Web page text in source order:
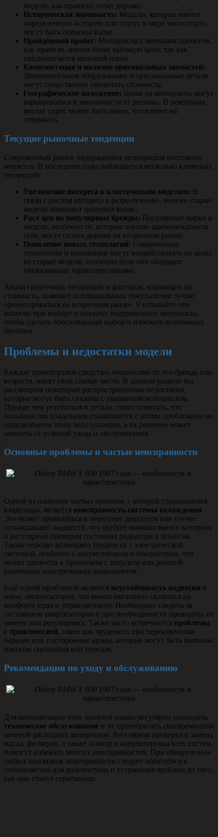
модели, как правило, стоят дороже.
Историческая значимость: Модели, которые имеют
определенную историю или статус в мире мотоспорта,
могут быть оценены выше.
Пройдённый пробег: Мотоциклы с меньшим пробегом,
как правило, имеют более высокую цену, так как
предполагается меньший износ.
Комплектация и наличие оригинальных запчастей:
Дополнительное оборудование и оригинальные детали
могут существенно увеличить стоимость.
Географическое положение: Цены на мотоциклы могут
варьироваться в зависимости от региона. В некоторых
местах спрос может быть выше, что влияет на
стоимость.
Текущие рыночные тенденции
Современный рынок подержанных мотоциклов постоянно
меняется. В последние годы наблюдается несколько ключевых
тенденций:
Увеличение интереса к классическим моделям: В
связи с ростом интереса к ретро-технике, многие старые
модели начинают цениться выше.
Рост цен на популярные бренды: Популярные марки и
модели, особенно те, которые хорошо зарекомендовали
себя, могут стоить дороже на вторичном рынке.
Появление новых технологий: Современные
технологии и инновации могут воздействовать на цены
на старые модели, особенно если они обладают
уникальными характеристиками.
Анализ рыночных тенденций и факторов, влияющих на
стоимость, поможет потенциальным покупателям лучше
ориентироваться на вторичном рынке. Учитывайте эти
аспекты при выборе и покупке подержанного мотоцикла,
чтобы сделать обоснованный выбор и избежать возможных
проблем.
Проблемы и недостатки модели
Каждое транспортное средство, независимо от его бренда или
возраста, имеет свои слабые места. В данном разделе мы
рассмотрим некоторые распространённые недостатки,
которые могут быть связаны с указанным мотоциклом.
Прежде чем углубиться в детали, стоит отметить, что
большинство владельцев сталкивается с этими проблемами на
определённом этапе эксплуатации, а их решение может
зависеть от условий ухода и обслуживания.
Основные проблемы и частые неисправности
Одной из наиболее частых проблем, с которой сталкиваются
владельцы, является неисправность системы охлаждения.
Это может проявляться в перегреве двигателя или утечке
охлаждающей жидкости, что требует внимательного контроля
и регулярной проверки состояния радиатора и шлангов.
Также нередко возникают трудности с электрической
системой, особенно с аккумулятором и генератором, что
может привести к проблемам с запуском или работой
различных электрических компонентов.
Ещё одной проблемой является неустойчивость подвески и
износ амортизаторов, что может негативно сказаться на
комфорте езды и управляемости. Необходимо следить за
состоянием амортизаторов и при необходимости проводить их
замену или регулировку. Также часто встречаются проблемы
с трансмиссией, такие как трудности при переключении
передач или посторонние шумы, которые могут быть вызваны
износом сцепления или передач.
Рекомендации по уходу и обслуживанию
Для минимизации этих проблем важно регулярно проводить
техническое обслуживание и не пренебрегать своевременной
заменой расходных материалов. Регулярная проверка и замена
масла, фильтров, а также осмотр и корректировка всех систем,
помогут избежать многих неисправностей. При обнаружении
любых признаков неисправности следует обратиться к
специалистам для диагностики и устранения проблем до того,
как они станут серьёзными.